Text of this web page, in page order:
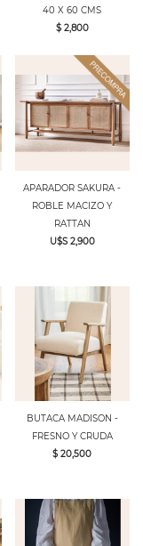
40 X 60 CMS
$ 2,800
APARADOR SAKURA -
ROBLE MACIZO Y
RATTAN
U$S 2,900
BUTACA MADISON -
FRESNO Y CRUDA
$ 20,500